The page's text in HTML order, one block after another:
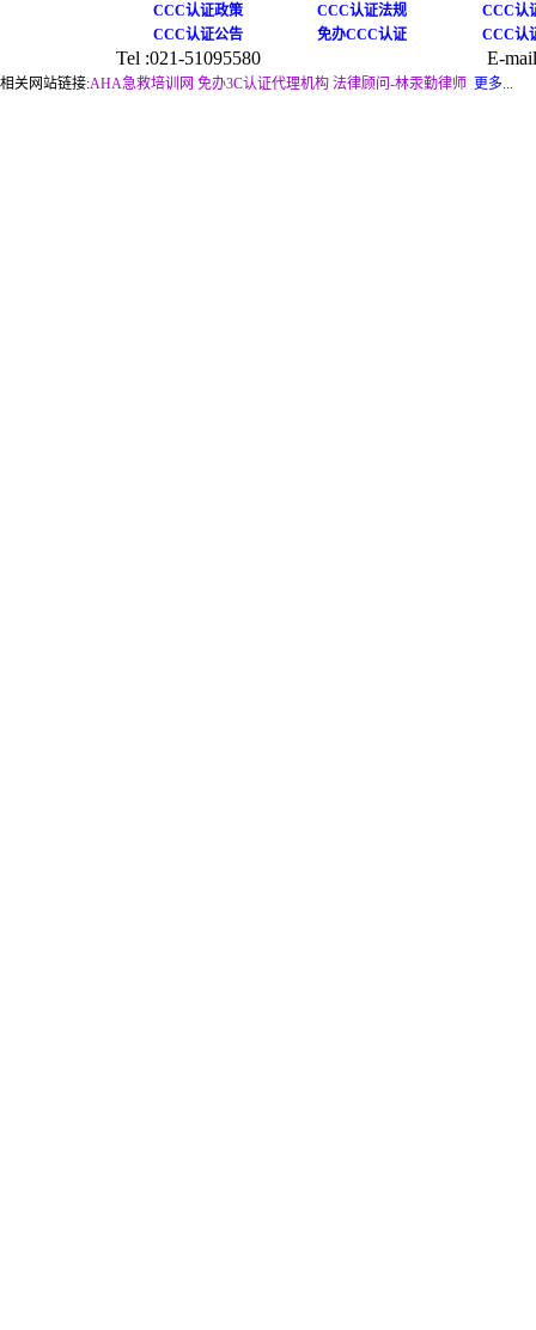
CCC认证政策
CCC认证公告
CCC认证法规
免办CCC认证
CCC认
CCC认
Tel :021-51095580 E-
相关网站链接:AHA急救培训网 免办3C认证代理机构 法律顾问-林汞勤律师 更多...